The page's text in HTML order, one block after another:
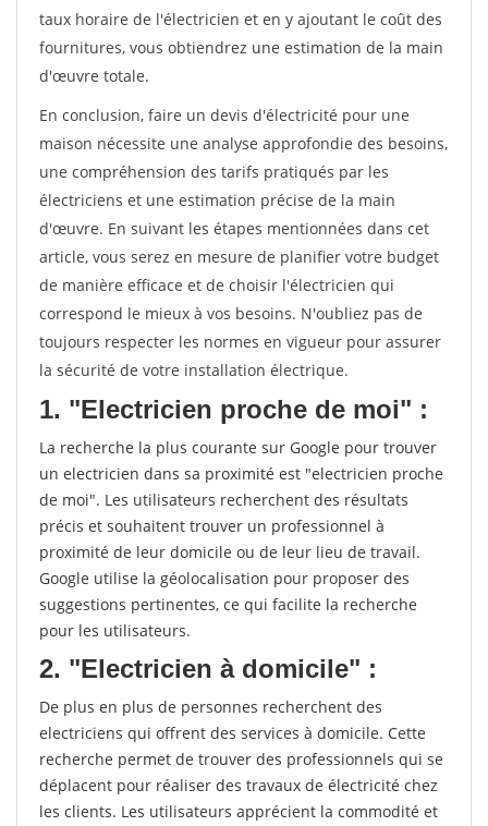
taux horaire de l'électricien et en y ajoutant le coût des
fournitures, vous obtiendrez une estimation de la main
d'œuvre totale.
En conclusion, faire un devis d'électricité pour une
maison nécessite une analyse approfondie des besoins,
une compréhension des tarifs pratiqués par les
électriciens et une estimation précise de la main
d'œuvre. En suivant les étapes mentionnées dans cet
article, vous serez en mesure de planifier votre budget
de manière efficace et de choisir l'électricien qui
correspond le mieux à vos besoins. N'oubliez pas de
toujours respecter les normes en vigueur pour assurer
la sécurité de votre installation électrique.
1. "Electricien proche de moi" :
La recherche la plus courante sur Google pour trouver
un electricien dans sa proximité est "electricien proche
de moi". Les utilisateurs recherchent des résultats
précis et souhaitent trouver un professionnel à
proximité de leur domicile ou de leur lieu de travail.
Google utilise la géolocalisation pour proposer des
suggestions pertinentes, ce qui facilite la recherche
pour les utilisateurs.
2. "Electricien à domicile" :
De plus en plus de personnes recherchent des
electriciens qui offrent des services à domicile. Cette
recherche permet de trouver des professionnels qui se
déplacent pour réaliser des travaux de électricité chez
les clients. Les utilisateurs apprécient la commodité et